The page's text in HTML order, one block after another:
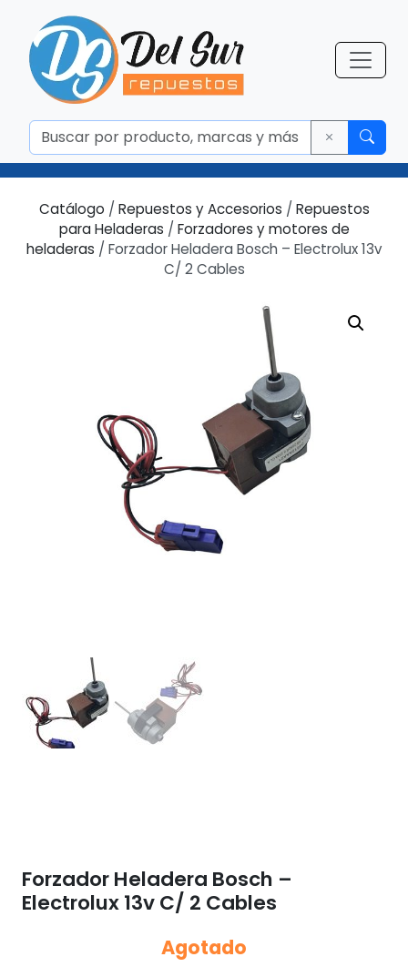
Catálogo / Repuestos y Accesorios / Repuestos
para Heladeras / Forzadores y motores de
heladeras / Forzador Heladera Bosch – Electrolux 13v
C/ 2 Cables
Forzador Heladera Bosch –
Electrolux 13v C/ 2 Cables
Agotado